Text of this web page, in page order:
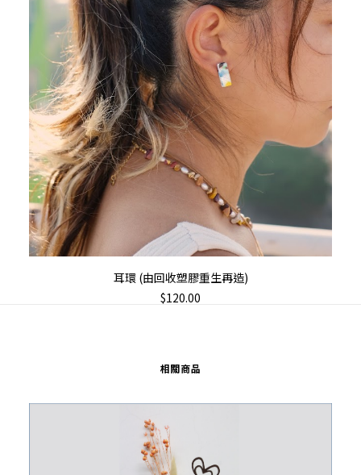
加入購物車
耳環 (由回收塑膠重生再造)
$120.00
相關商品